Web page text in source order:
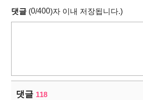
댓글 (0/400)자 이내 저장됩니다.)
댓글 118